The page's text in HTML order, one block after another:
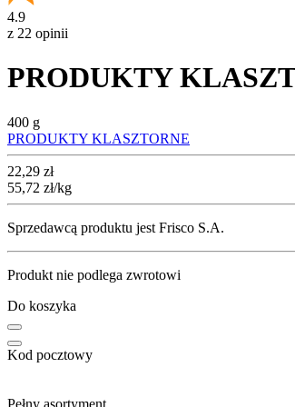
4.9
z 22 opinii
PRODUKTY
400 g
PRODUKTY KLASZTORNE
Cena
22,29 zł
55,72 zł/kg
Sprzedawcą produktu jest Frisco S.A.
Produkt nie podlega zwrotowi
Do koszyka
Kod pocztowy
Pełny asortyment